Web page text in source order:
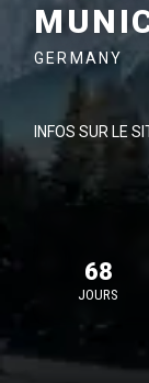
GERMANY
INFOS SUR LE
68
JOURS